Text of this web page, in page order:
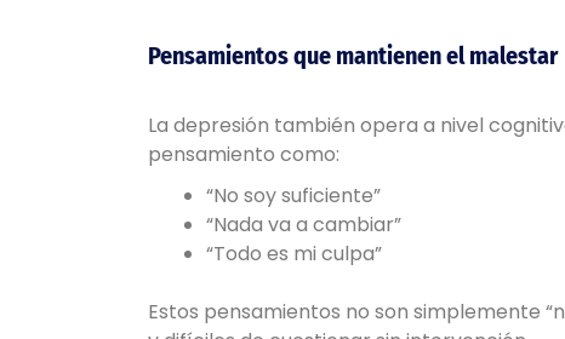
Pensamientos que mantienen el malestar
La depresión también opera a nivel
pensamiento como:
“No soy suficiente”
“Nada va a cambiar”
“Todo es mi culpa”
Estos pensamientos no son simplemente